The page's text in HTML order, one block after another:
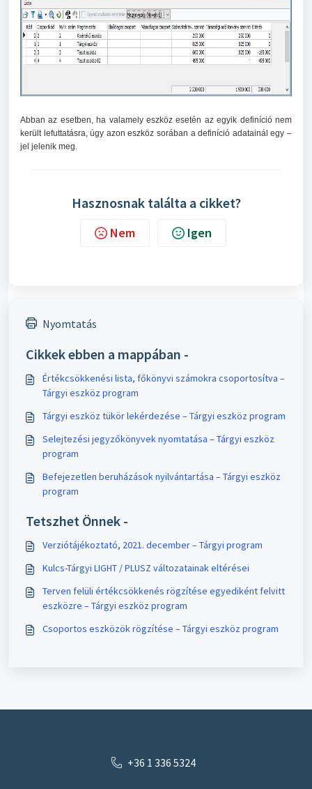
Abban az esetben, ha valamely eszköz esetén az egyik definíció nem
került lefuttatásra, úgy azon eszköz sorában a definíció adatainál egy –
jel jelenik meg.
Hasznosnak találta a cikket?
Nem Igen
Nyomtatás
Cikkek ebben a mappában -
Értékcsökkenési lista, főkönyvi számokra csoportosítva –
Tárgyi eszköz program
Tárgyi eszköz tükör lekérdezése – Tárgyi eszköz program
Selejtezési jegyzőkönyvek nyomtatása – Tárgyi eszköz
program
Befejezetlen beruházások nyilvántartása – Tárgyi eszköz
program
Tetszhet Önnek -
Verziótájékoztató, 2021. december – Tárgyi program
Kulcs-Tárgyi LIGHT / PLUSZ változatainak eltérései
Terven felüli értékcsökkenés rögzítése egyediként felvitt
eszközre – Tárgyi eszköz program
Csoportos eszközök rögzítése – Tárgyi eszköz program
+36 1 336 5324